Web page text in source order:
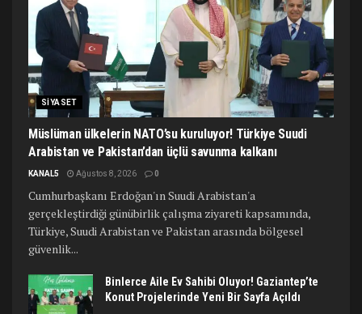
SIYASET
Müslüman ülkelerin NATO’su kuruluyor! Türkiye Suudi
Arabistan ve Pakistan’dan üçlü savunma kalkanı
KANAL5 Ağustos 8, 2026 0
Cumhurbaşkanı Erdoğan'ın Suudi Arabistan'a
gerçekleştirdiği günübirlik çalışma ziyareti kapsamında,
Türkiye, Suudi Arabistan ve Pakistan arasında bölgesel
güvenlik...
Binlerce Aile Ev Sahibi Oluyor! Gaziantep’te
Konut Projelerinde Yeni Bir Sayfa Açıldı